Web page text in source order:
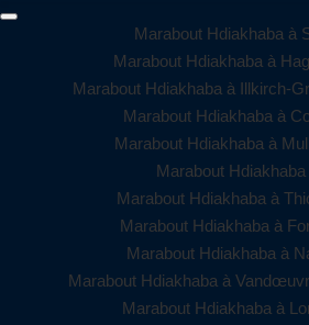
Marabout Hdiakhaba à
Marabout Hdiakhaba à
Marabout Hdiakhaba à Illkirch-
Marabout Hdiakhaba à
Marabout Hdiakhaba à
Marabout
Marabout Hdiakhaba à
Marabout Hdiakhaba à
Marabout Hdiakhaba à
Marabout Hdiakhaba à
Marabout Hdiakhaba à